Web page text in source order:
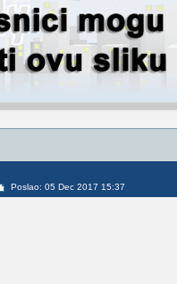
Poslao: 05 Dec 2017 15:37